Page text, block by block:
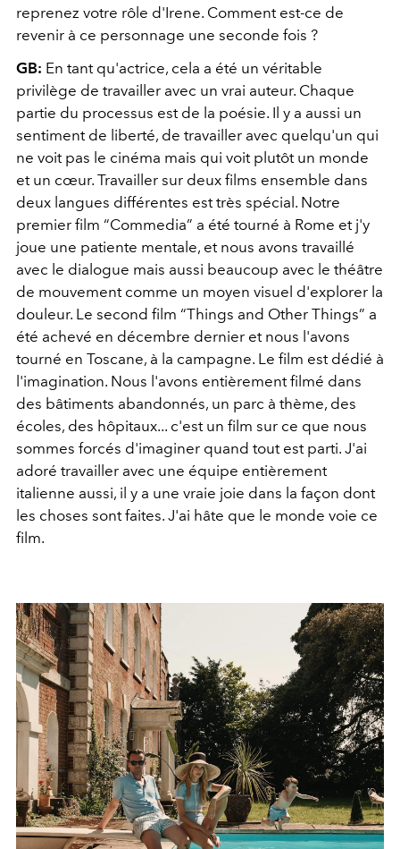
reprenez votre rôle d'Irene. Comment est-ce de
revenir à ce personnage une seconde fois ?
GB: En tant qu'actrice, cela a été un véritable
privilège de travailler avec un vrai auteur. Chaque
partie du processus est de la poésie. Il y a aussi un
sentiment de liberté, de travailler avec quelqu'un qui
ne voit pas le cinéma mais qui voit plutôt un monde
et un cœur. Travailler sur deux films ensemble dans
deux langues différentes est très spécial. Notre
premier film “Commedia” a été tourné à Rome et j'y
joue une patiente mentale, et nous avons travaillé
avec le dialogue mais aussi beaucoup avec le théâtre
de mouvement comme un moyen visuel d'explorer la
douleur. Le second film “Things and Other Things” a
été achevé en décembre dernier et nous l'avons
tourné en Toscane, à la campagne. Le film est dédié à
l'imagination. Nous l'avons entièrement filmé dans
des bâtiments abandonnés, un parc à thème, des
écoles, des hôpitaux... c'est un film sur ce que nous
sommes forcés d'imaginer quand tout est parti. J'ai
adoré travailler avec une équipe entièrement
italienne aussi, il y a une vraie joie dans la façon dont
les choses sont faites. J'ai hâte que le monde voie ce
film.